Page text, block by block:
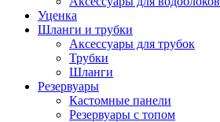
Уценка
Шланги и трубки
Аксессуары для трубок
Трубки
Шланги
Резервуары
Кастомные панели
Резервуары с топом